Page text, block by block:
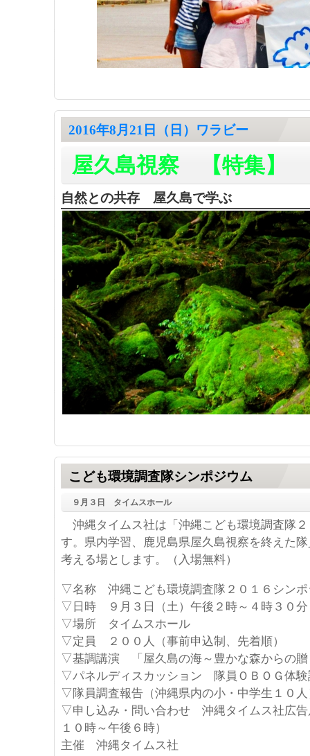
2016年8月21日（日）ワラビー
屋久島視察 【特集】
自然との共存 屋久島で学ぶ
こども環境調査隊シンポジウム
９月３日 タイムスホール
沖縄タイムス社は「沖縄こども環境調査隊
す。県内学習、鹿児島県屋久島視察を終えた
考える場とします。（入場無料）
▽名称 沖縄こども環境調査隊２０１６シン
▽日時 ９月３日（土）午後２時～４時３０分
▽場所 タイムスホール
▽定員 ２００人（事前申込制、先着順）
▽基調講演 「屋久島の海～豊かな森からの贈
▽パネルディスカッション 隊員ＯＢＯＧ体験
▽隊員調査報告（沖縄県内の小・中学生１０
▽申し込み・問い合わせ 沖縄タイムス社広告
１０時～午後６時）
主催 沖縄タイムス社